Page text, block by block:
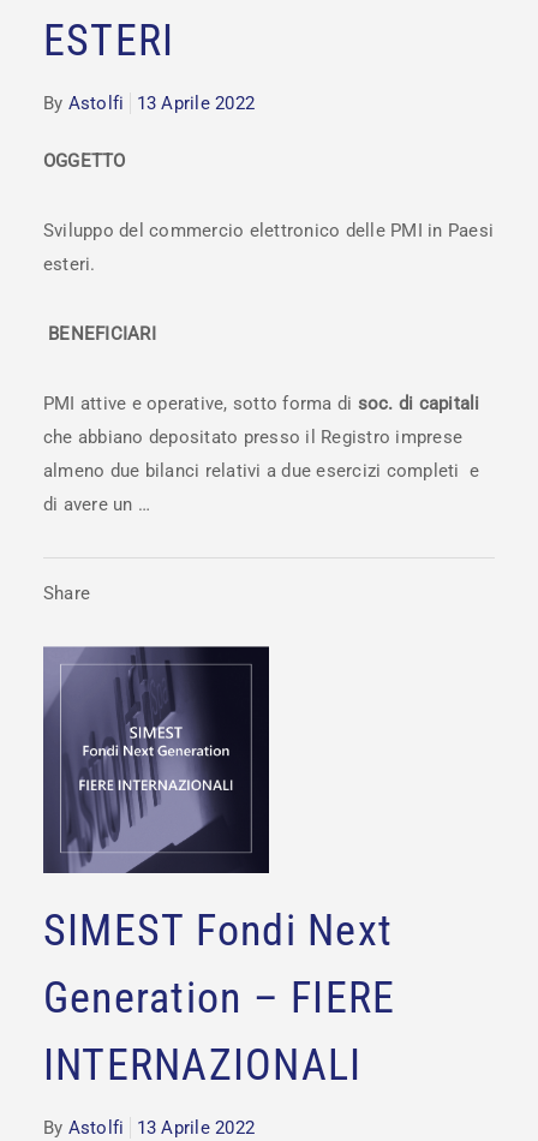
ESTERI
By Astolfi 13 Aprile 2022
OGGETTO
Sviluppo del commercio elettronico delle PMI in Paesi
esteri.
BENEFICIARI
PMI attive e operative, sotto forma di soc. di capitali
che abbiano depositato presso il Registro imprese
almeno due bilanci relativi a due esercizi completi e
di avere un …
Share
SIMEST Fondi Next
Generation – FIERE
INTERNAZIONALI
By Astolfi 13 Aprile 2022